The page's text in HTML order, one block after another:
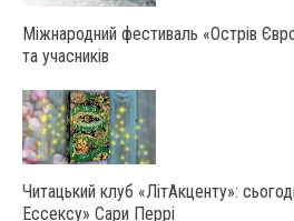
Міжнародний фестиваль «Острів
та учасників
Читацький клуб «ЛітАкценту»:
Ессексу» Сари Перрі